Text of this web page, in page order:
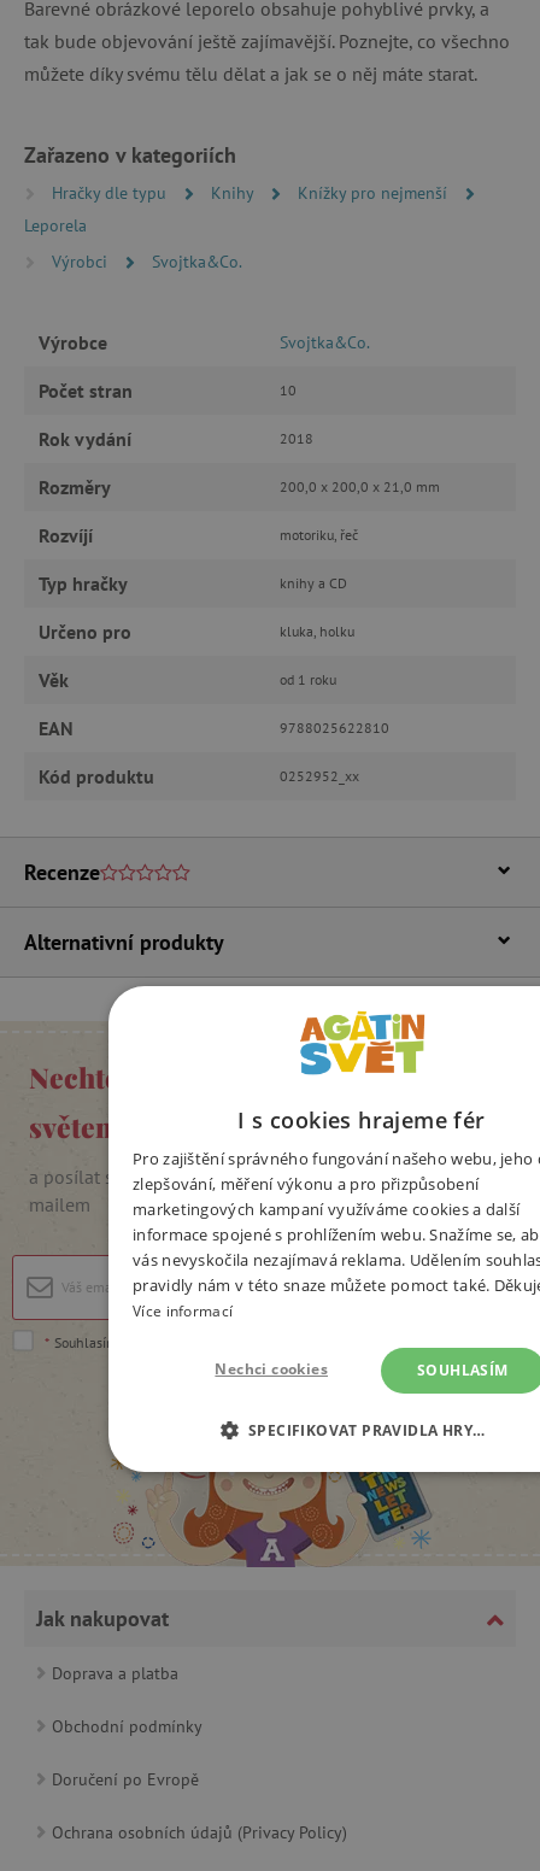
Barevné obrázkové leporelo obsahuje pohyblivé prvky, a
tak bude objevování ještě zajímavější. Poznejte, co všechno
můžete díky svému tělu dělat a jak se o něj máte starat.
Zařazeno v kategoriích
Hračky dle typu Knihy
Knížky pro nejmenší
Leporela
Výrobci
Svojtka&Co.
Výrobce Svojtka&Co.
Počet stran 10
Rok vydání 2018
Rozměry 200,0 x 200,0 x 21,0 mm
Rozvíjí motoriku, řeč
Typ hračky knihy a CD
Určeno pro kluka, holku
Věk od 1 roku
EAN 9788025622810
Kód produktu 0252952_xx
Recenze
Alternativní produkty
Nechte se inspirovat Agátiným
světem
a posílat si slevové kódy, soutěže i pozvánky na akce e-
mailem
Přihlásit se
* Souhlasím se
Jak nakupovat
Doprava a platba
Obchodní podmínky
Doručení po Evropě
Ochrana osobních údajů (Privacy Policy)
I s cookies hrajeme fér
Pro zajištění správného fungování našeho webu, jeho
zlepšování, měření výkonu a pro přizpůsobení
marketingových kampaní využíváme cookies a další
informace spojené s prohlížením webu. Snažíme se,
vás nevyskočila nezajímavá reklama. Udělením
pravidly nám v této snaze můžete pomoct také.
Více informací
SOUHLASÍM
Nechci cookies
SPECIFIKOVAT PRAVIDLA HRY…
NEZBYTNĚ NUTNÉ COOKIES
ANALYTICKÉ COOKIES
Nezbytně nutné soubory cookie umožňují základní funkce